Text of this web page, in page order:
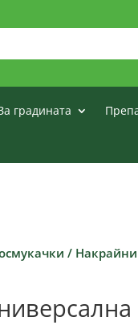
градината
/